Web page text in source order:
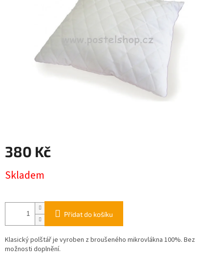
5
380 Kč
cena:
Skladem
Přidat do košíku
Klasický polštář je vyroben z broušeného mikrovlákna 100%. Bez
možnosti doplnění.